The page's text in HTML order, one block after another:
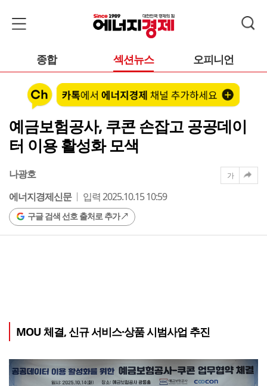
종합 섹션뉴스 오피니언
예금보험공사, 쿠콘 손잡고 공공데이
터 이용 활성화 모색
나광호
에너지경제신문
입력 2025.10.15 10:59
구글 검색 선호 출처로 추가
가
MOU 체결, 신규 서비스·상품 시범사업 추진